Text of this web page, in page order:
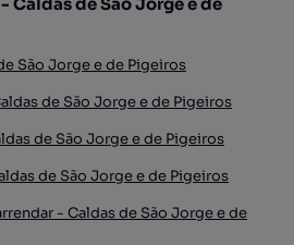
São Jorge e de Pigeiros
de São Jorge e de Pigeiros
de São Jorge e de Pigeiros
de São Jorge e de Pigeiros
- Caldas de São Jorge e de